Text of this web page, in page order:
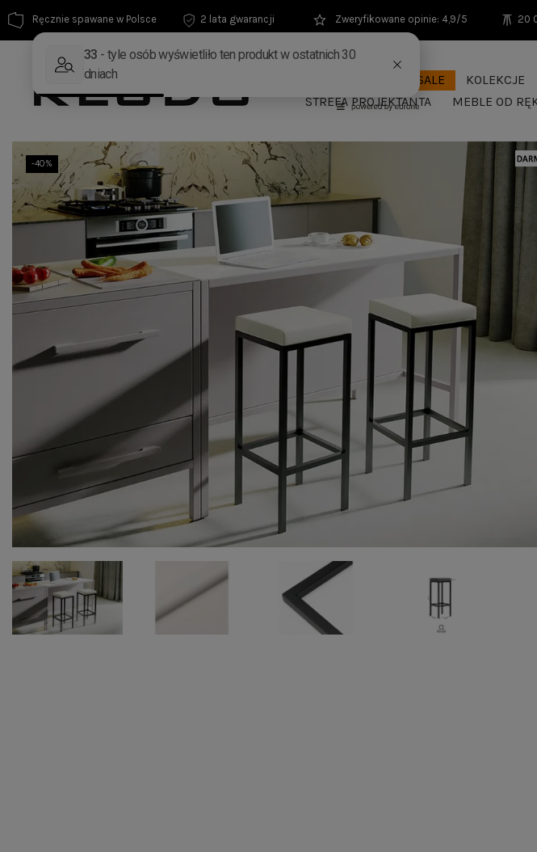
Ręcznie spawane w Polsce 2 lata gwarancji Zweryfikowane opinie: 4,9/5 20
SEASON SALE KOLEKCJE
STREFA PROJEKTANTA
MEBLE OD
-40%